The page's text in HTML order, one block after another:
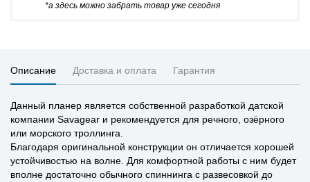
*а здесь можно забрать товар уже сегодня
Описание Доставка и оплата Гарантия
Данный планер является собственной разработкой датской
компании Savagear и рекомендуется для речного, озёрного
или морского троллинга.
Благодаря оригинальной конструкции он отличается хорошей
устойчивостью на волне. Для комфортной работы с ним будет
вполне достаточно обычного спиннинга с развесовкой до